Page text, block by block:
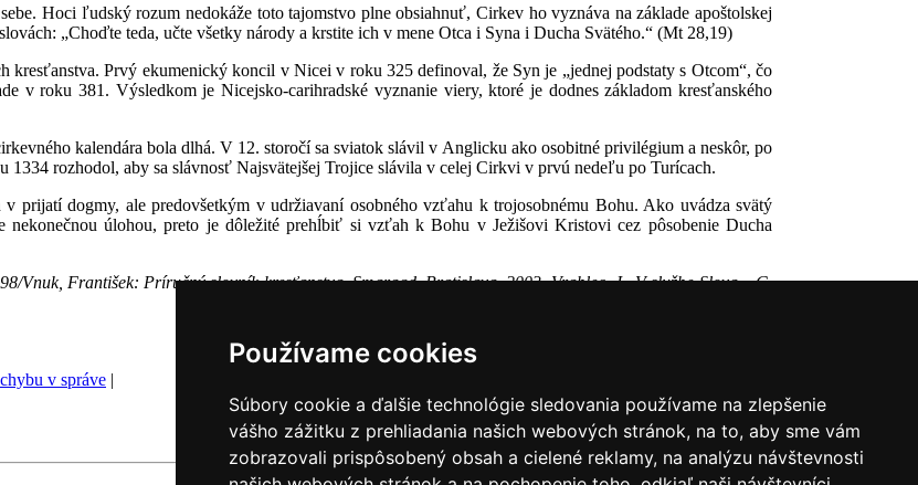
Používame cookies
Súbory cookie a ďalšie technológie sledovania používame na zlepšenie
vášho zážitku z prehliadania našich webových stránok, na to, aby sme vám
zobrazovali prispôsobený obsah a cielené reklamy, na analýzu návštevnosti
Hoci ľudský rozum nedokáže toto tajomstvo plne obsiahnuť, Cirkev ho vyznáva na základe apoštolskej
„Choďte teda, učte všetky národy a krstite ich v mene Otca i Syna i Ducha Svätého.“ (Mt 28,19)
kresťanstva. Prvý ekumenický koncil v Nicei v roku 325 definoval, že Syn je „jednej podstaty s Otcom“, čo
v roku 381. Výsledkom je Nicejsko-carihradské vyznanie viery, ktoré je dodnes základom kresťanského
kalendára bola dlhá. V 12. storočí sa sviatok slávil v Anglicku ako osobitné privilégium a neskôr, po
rozhodol, aby sa slávnosť Najsvätejšej Trojice slávila v celej Cirkvi v prvú nedeľu po Turícach.
prijatí dogmy, ale predovšetkým v udržiavaní osobného vzťahu k trojosobnému Bohu. Ako uvádza svätý
nekonečnou úlohou, preto je dôležité prehĺbiť si vzťah k Bohu v Ježišovi Kristovi cez pôsobenie Ducha
Vnuk, František: Príručný slovník kresťanstva, Smaragd, Bratislava, 2003, Vrablec, J., V službe Slova – C,
v správe |